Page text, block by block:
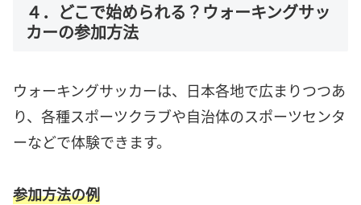
４．どこで始められる？ウォーキングサッ
カーの参加方法
ウォーキングサッカーは、日本各地で広まりつつあ
り、各種スポーツクラブや自治体のスポーツセンタ
ーなどで体験できます。
参加方法の例